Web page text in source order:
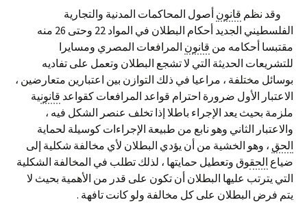
وقد نظم قانون أصول المحاكمات المدنية والتجارية
الفلسطيني الجديد أحكام البطلان في المواد 22 وحتى 26 منه
مقتبسا أحكامه من قانون المرافعات المصري ومسايرا
للتشريعات الحديثة التي لا تشجع البطلان وتعمل على تفاديه
بوسائل مختلفة ، مراعيا في ذلك التوازن بين اعتبارين متعارضين ،
الاعتبار الأول ضرورة احترام قواعد المرافعات كقواعد قانونية
ملزمة بحيث يعد الإجراء باطلا إذا تخلف عنصر الشكل فيه ،
والاعتبار الثاني وهو نابع من طبيعة الإجراءات كوسيلة لحماية
الحق ، وهو الخشية من أن يؤدي البطلان لأي مخالفة شكلية إلى
ضياع الحقوق وتعطيل حمايتها ، لذلك تطلب في المخالفة الشكلية
التي يترتب عليها البطلان أن تكون على قدر من الأهمية بحيث لا
يتم فرض البطلان على كل مخالفة ولو كانت تافهة .